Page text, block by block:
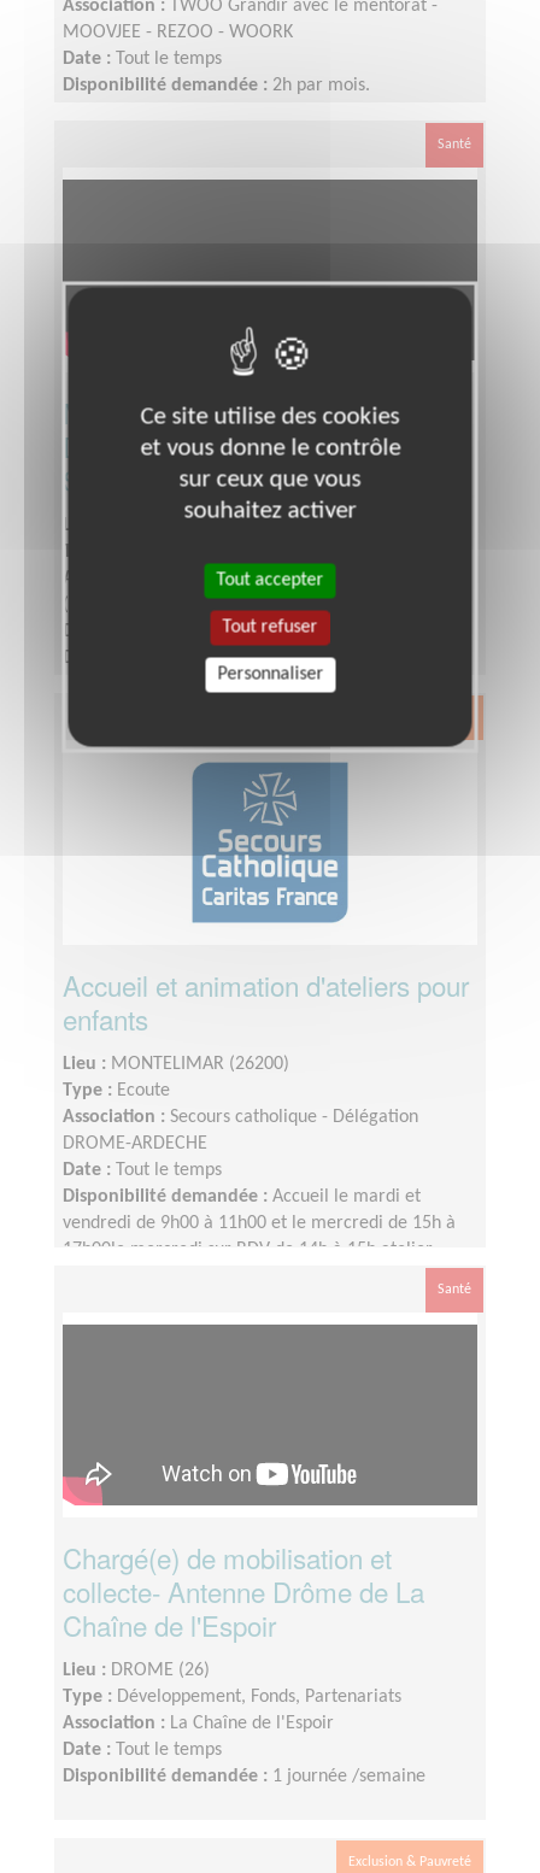
Association :
TWOO Grandir avec le mentorat -
MOOVJEE - REZOO - WOORK
Date :
Tout le temps
Disponibilité demandée : 2h par mois.
Santé
Mobiliser - Communiquer -
Développer le Téléthon En Drôme
Sud
Lieu :
Association :
AFM - Coordination Téléthon - Drôme
Date :
Disponibilité demandée :Quelques heures par
Accueil et animation d'ateliers pour
enfants
Lieu : MONTELIMAR (26200)
Type : Ecoute
Association : Secours catholique - Délégation
DROME-ARDECHE
Date :
Tout le temps
Disponibilité demandée : Accueil le mardi et
vendredi de 9h00 à 11h00 et le mercredi de 15h à
17h00le mercredi sur RDV de 14h à 15h atelier
Santé
Chargé(e) de mobilisation et
collecte- Antenne Drôme de La
Chaîne de l'Espoir
Lieu : DROME (26)
Type : Développement, Fonds, Partenariats
Association : La Chaîne de l'Espoir
Date :
Tout le temps
Disponibilité demandée : 1 journée /semaine
Exclusion & Pauvreté
Ce site utilise des cookies
et vous donne le contrôle
sur ceux que vous
souhaitez activer
Tout accepter
Tout refuser
Personnaliser